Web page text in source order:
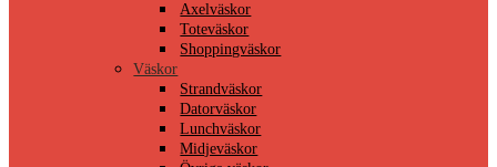
Axelväskor
Toteväskor
Shoppingväskor
Väskor
Strandväskor
Datorväskor
Lunchväskor
Midjeväskor